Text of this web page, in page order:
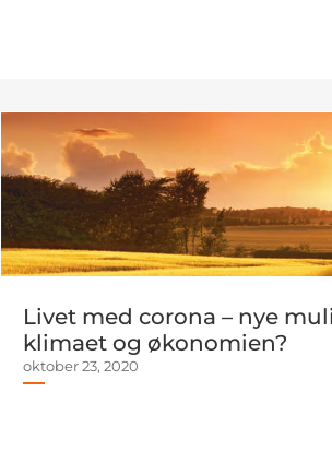
Livet med corona – nye
klimaet og økonomien?
oktober 23, 2020